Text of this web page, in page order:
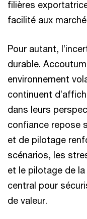
filières
facilité aux
Pour autant,
durable.
environnement
continuent
dans leurs
confiance repose
et de pilotage
scénarios, les
et le pilotage de
central pour
de valeur.